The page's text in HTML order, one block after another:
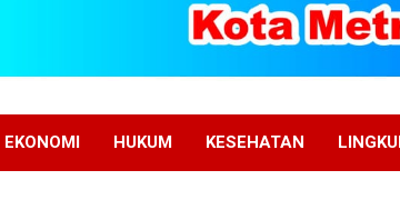
EKONOMI HUKUM KESEHATAN